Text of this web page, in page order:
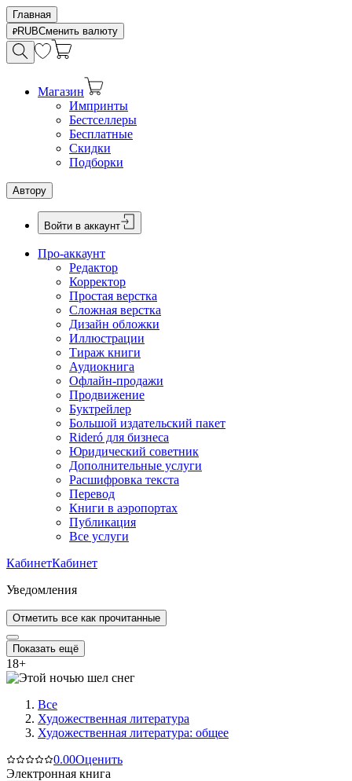
Главная
RUBСменить валюту
Магазин
Импринты
Бестселлеры
Бесплатные
Скидки
Подборки
Автору
Войти в аккаунт
Про-аккаунт
Редактор
Корректор
Простая верстка
Сложная верстка
Дизайн обложки
Иллюстрации
Тираж книги
Аудиокнига
Офлайн-продажи
Продвижение
Буктрейлер
Большой издательский пакет
Rideró для бизнеса
Юридический советник
Дополнительные услуги
Расшифровка текста
Перевод
Книги в аэропортах
Публикация
Все услуги
КабинетКабинет
Уведомления
Отметить все как прочитанные
Показать ещё
18+
Все
Художественная литература
Художественная литература: общее
0.00Оценить
Электронная книга